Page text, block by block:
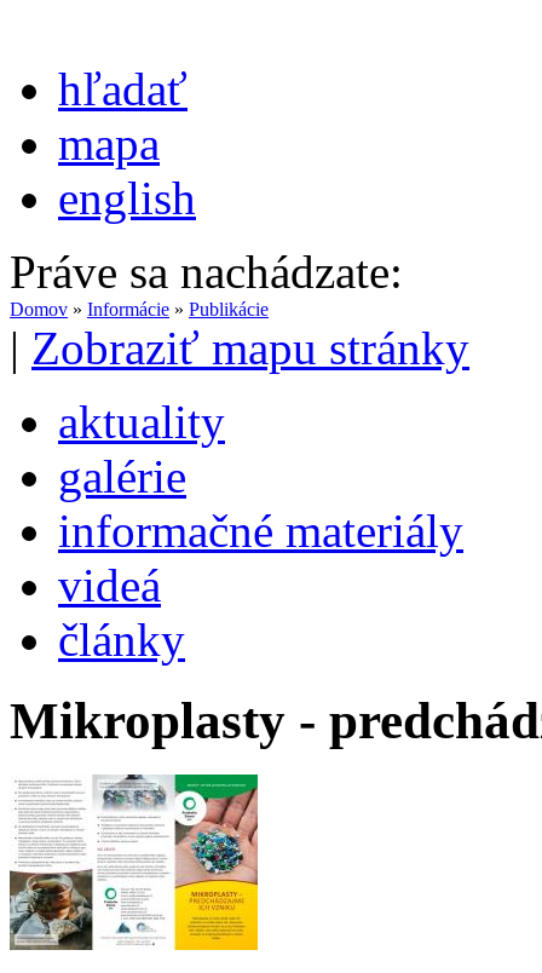
hľadať
mapa
english
Práve sa nachádzate:
Domov » Informácie » Publikácie
| Zobraziť mapu stránky
aktuality
galérie
informačné materiály
videá
články
Mikroplasty -